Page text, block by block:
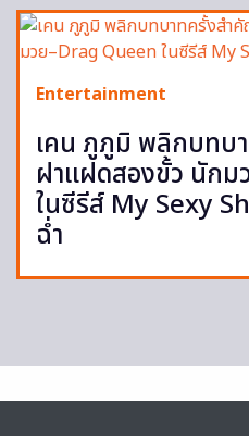
Entertainment
เคน ภูภูมิ พลิกบทบ
ฝาแฝดสองขั้ว นัก
ในซีรีส์ My Sexy
ฉ่ำ